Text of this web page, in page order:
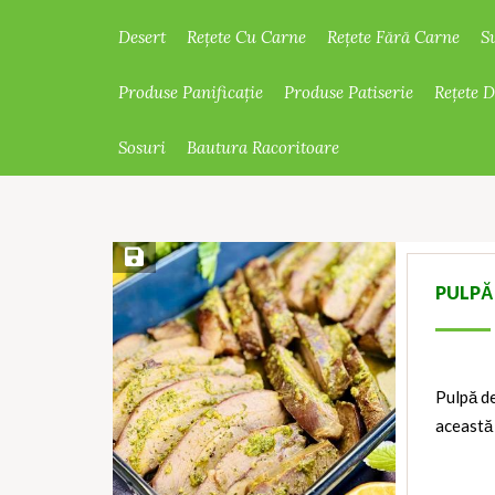
Desert Rețete Cu Carne Rețete Fără Carne
Produse Panificație Produse Patiserie Rețete
Sosuri Bautura Racoritoare
Save Recipe
Pulpă